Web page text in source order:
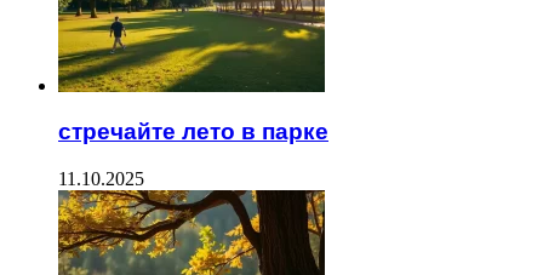
стречайте лето в парке
11.10.2025